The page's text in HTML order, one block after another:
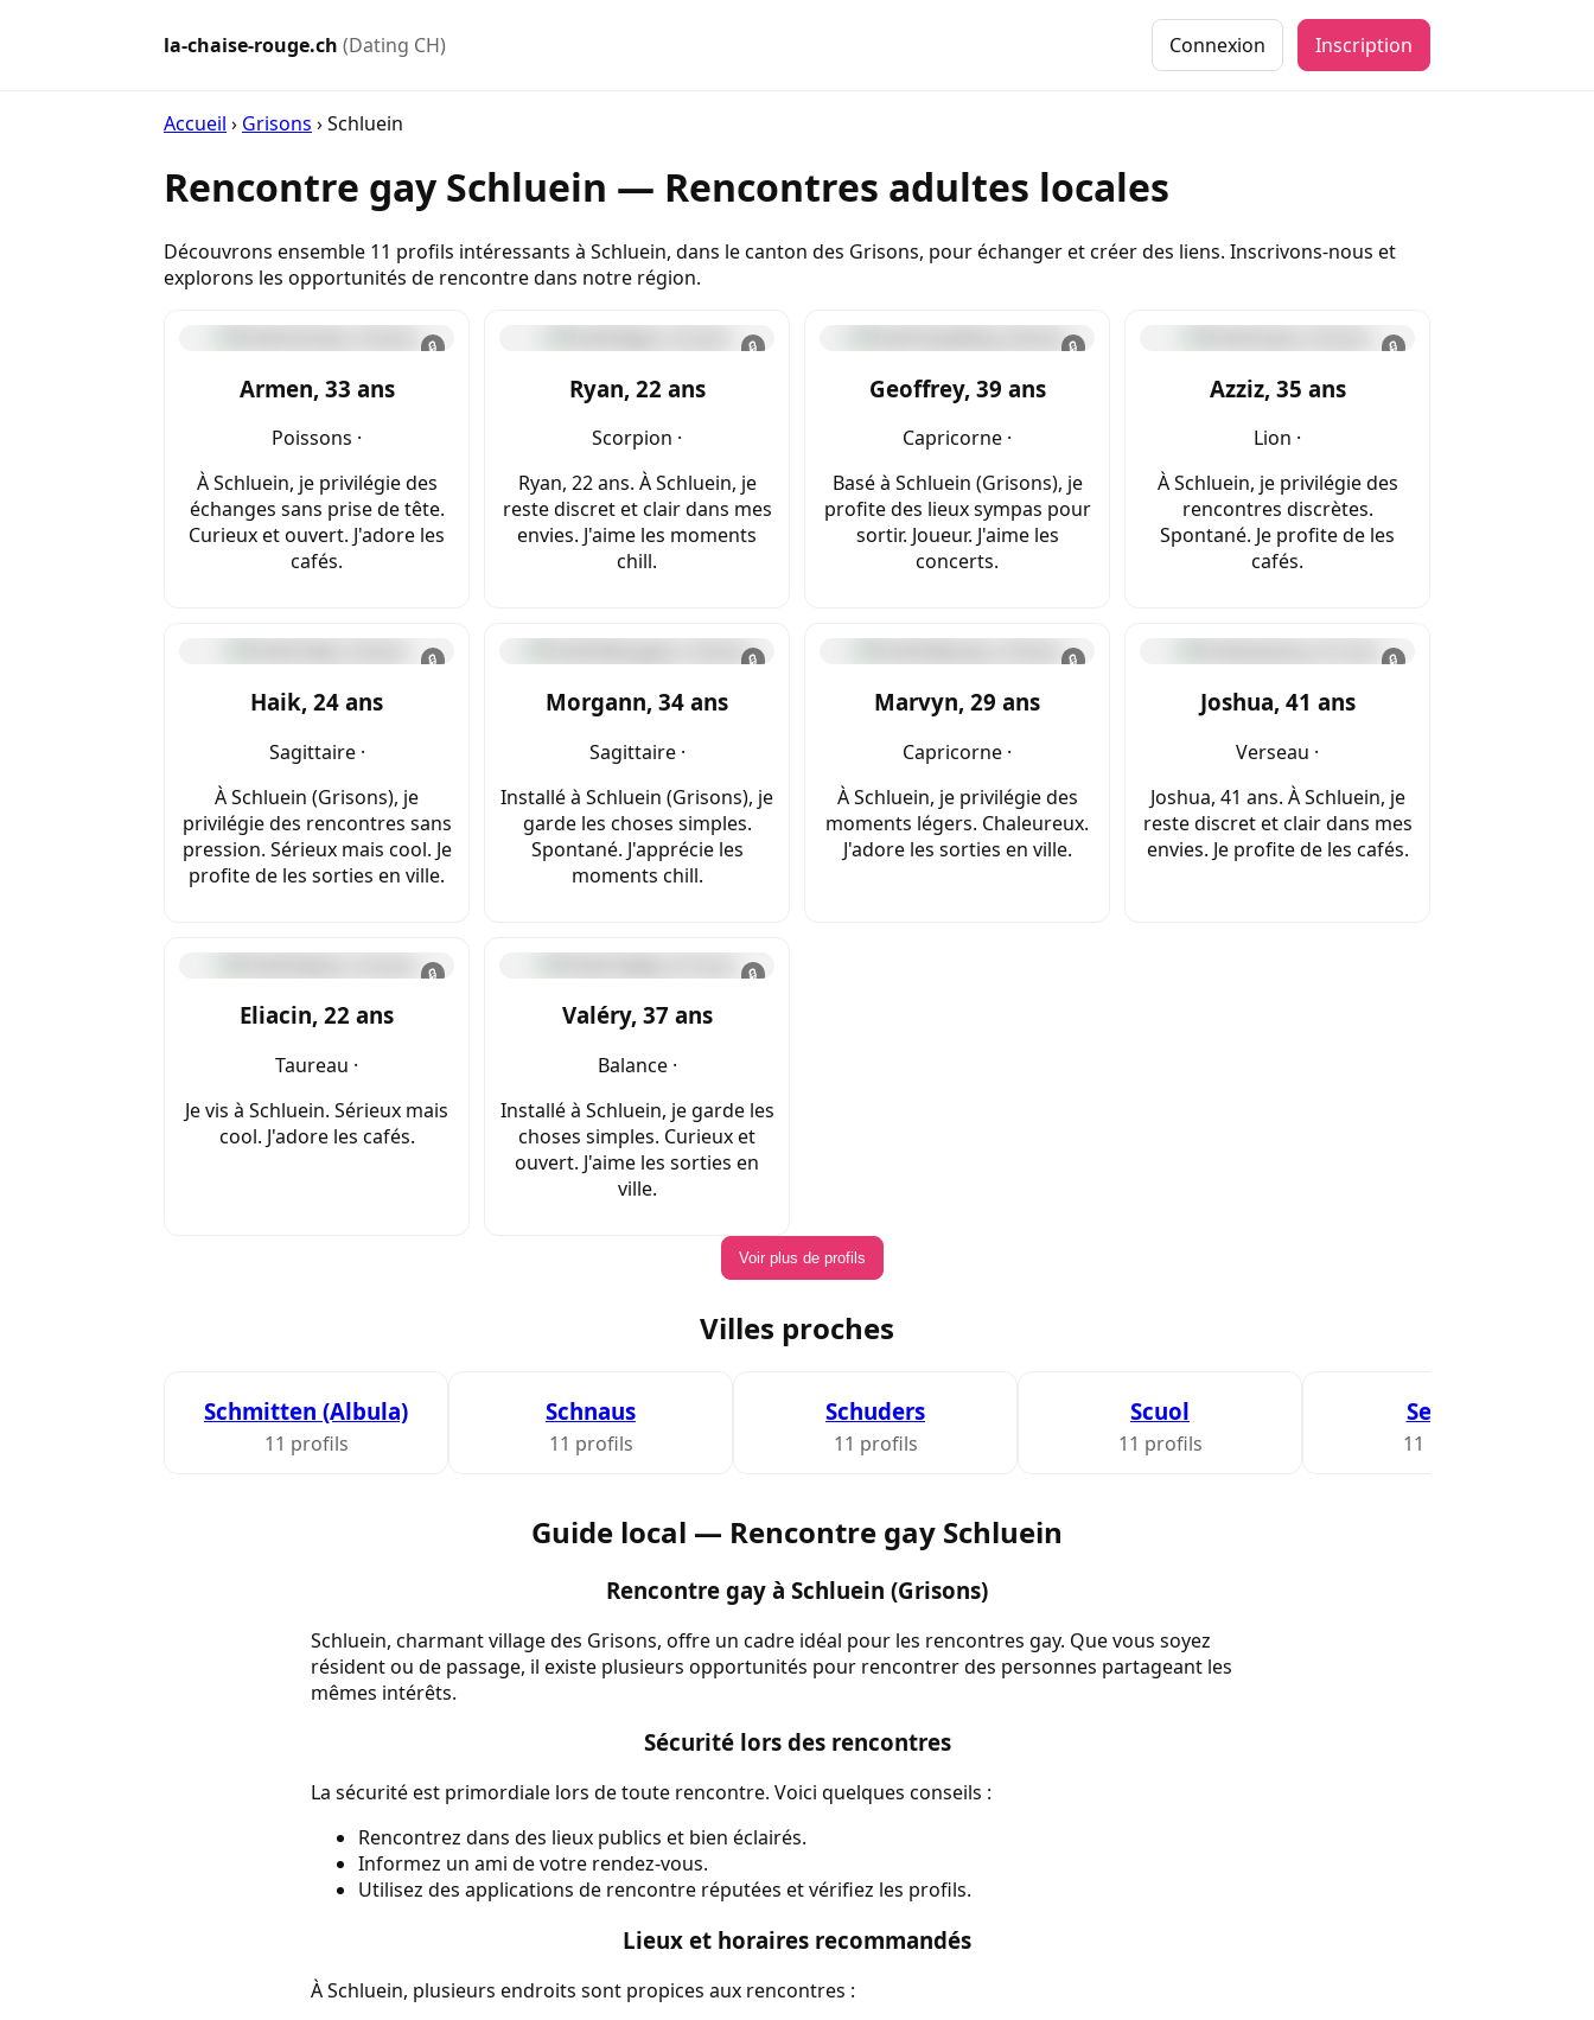
la-chaise-rouge.ch (Dating CH) Connexion Inscription
Accueil › Grisons ›Schluein
Rencontre gay Schluein — Rencontres adultes locales
Découvrons ensemble 11 profils intéressants à Schluein, dans le canton des Grisons, pour échanger et créer des liens. Inscrivons-nous et
explorons les opportunités de rencontre dans notre région.
🔒
Armen, 33 ans
Poissons ·
À Schluein, je privilégie des
échanges sans prise de tête.
Curieux et ouvert. J'adore les
cafés.
🔒
Ryan, 22 ans
Scorpion ·
Ryan, 22 ans. À Schluein, je
reste discret et clair dans mes
envies. J'aime les moments
chill.
🔒
Geoffrey, 39 ans
Capricorne ·
Basé à Schluein (Grisons), je
profite des lieux sympas pour
sortir. Joueur. J'aime les
concerts.
🔒
Azziz, 35 ans
Lion ·
À Schluein, je privilégie des
rencontres discrètes.
Spontané. Je profite de les
cafés.
🔒
Haik, 24 ans
Sagittaire ·
À Schluein (Grisons), je
privilégie des rencontres sans
pression. Sérieux mais cool. Je
profite de les sorties en ville.
🔒
Morgann, 34 ans
Sagittaire ·
Installé à Schluein (Grisons), je
garde les choses simples.
Spontané. J'apprécie les
moments chill.
🔒
Marvyn, 29 ans
Capricorne ·
À Schluein, je privilégie des
moments légers. Chaleureux.
J'adore les sorties en ville.
🔒
Joshua, 41 ans
Verseau ·
Joshua, 41 ans. À Schluein, je
reste discret et clair dans mes
envies. Je profite de les cafés.
🔒
Eliacin, 22 ans
Taureau ·
Je vis à Schluein. Sérieux mais
cool. J'adore les cafés.
🔒
Valéry, 37 ans
Balance ·
Installé à Schluein, je garde les
choses simples. Curieux et
ouvert. J'aime les sorties en
ville.
Voir plus de profils
Villes proches
Schmitten (Albula)
11 profils
Schnaus
11 profils
Schuders
11 profils
Scuol
11 profils
Sedrun
11 profils
Guide local — Rencontre gay Schluein
Rencontre gay à Schluein (Grisons)
Schluein, charmant village des Grisons, offre un cadre idéal pour les rencontres gay. Que vous soyez
résident ou de passage, il existe plusieurs opportunités pour rencontrer des personnes partageant les
mêmes intérêts.
Sécurité lors des rencontres
La sécurité est primordiale lors de toute rencontre. Voici quelques conseils :
Rencontrez dans des lieux publics et bien éclairés.
Informez un ami de votre rendez-vous.
Utilisez des applications de rencontre réputées et vérifiez les profils.
Lieux et horaires recommandés
À Schluein, plusieurs endroits sont propices aux rencontres :